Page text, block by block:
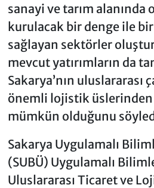
sanayi ve tarım alanında
kurulacak bir denge ile
sağlayan sektörler
mevcut yatırımların da
Sakarya’nın uluslararası
önemli lojistik üslerinden
mümkün olduğunu
Sakarya Uygulamalı
(SUBÜ) Uygulamalı
Uluslararası Ticaret ve